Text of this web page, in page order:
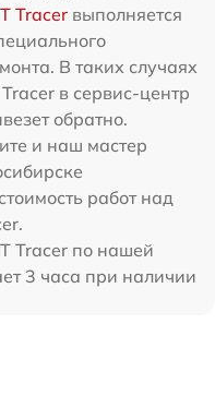
Tracer выполняется
В таких случаях
в сервис-центр
обратно.
и наш мастер
работ над
Tracer по нашей
3 часа при наличии